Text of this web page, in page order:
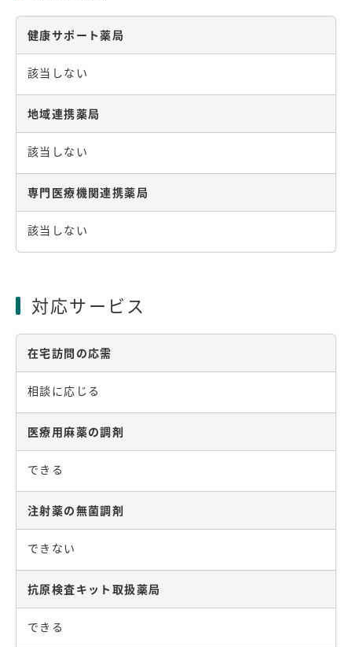
健康サポート薬局
該当しない
地域連携薬局
該当しない
専門医療機関連携薬局
該当しない
対応サービス
在宅訪問の応需
相談に応じる
医療用麻薬の調剤
できる
注射薬の無菌調剤
できない
抗原検査キット取扱薬局
できる